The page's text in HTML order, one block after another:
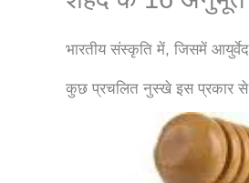
भारतीय संस्कृति में, जिसमें
कुछ प्रचलित नुस्खे इस प्रकार से